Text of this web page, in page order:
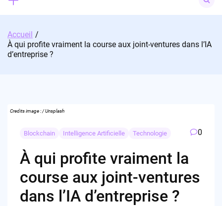
for:
Accueil
À qui profite vraiment la course aux joint-ventures dans l’IA
d’entreprise ?
Credits image : / Unsplash
Blockchain Intelligence Artificielle Technologie 0
À qui profite vraiment la
course aux joint-ventures
dans l’IA d’entreprise ?